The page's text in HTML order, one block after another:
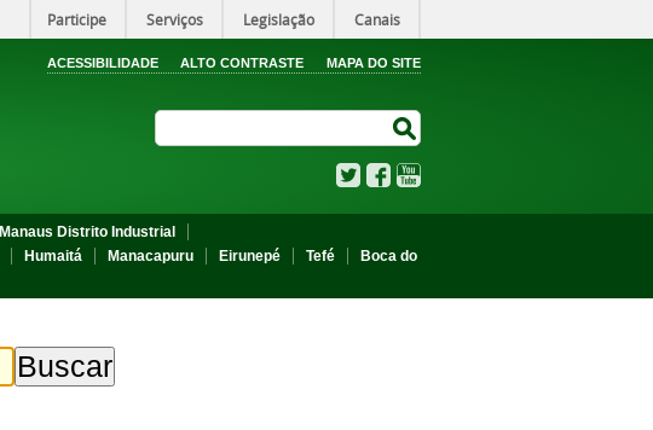
Participe Serviços Legislação Canais
ACESSIBILIDADE ALTO CONTRASTE MAPA DO SITE
TwitterFacebook
Manaus Distrito Industrial
Humaitá Manacapuru Eirunepé Tefé
Boca do